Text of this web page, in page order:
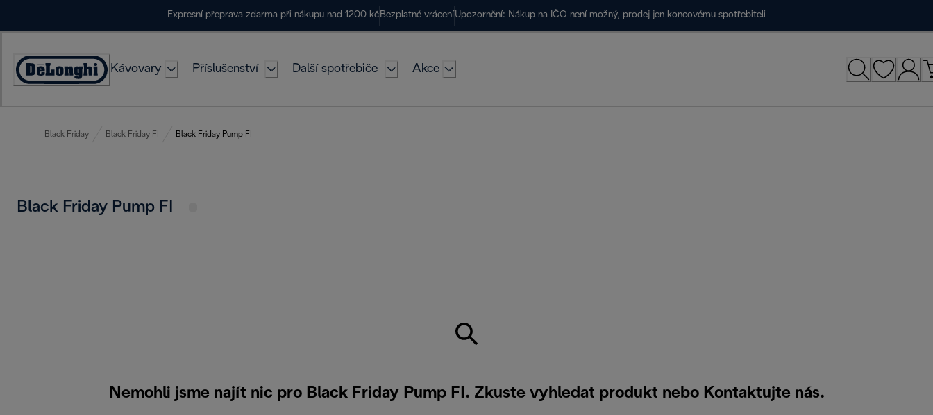
Expresní přeprava zdarma při nákupu nad 1200 kč Bezplatné vráceníUpozornění: Nákup na IČO není možný, prodej jen koncovému spotřebiteli
Accessibility
Kávovary Příslušenství Další spotřebiče Akce
Black Friday Black Friday FI Black Friday Pump FI
Black Friday Pump FI
Nemohli jsme najít nic pro Black Friday Pump FI. Zkuste vyhledat produkt nebo Kontaktujte nás.